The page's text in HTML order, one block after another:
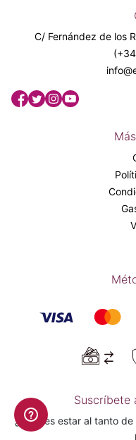
C/ Fernández de los
Suscríbete
¿Quieres estar al tanto